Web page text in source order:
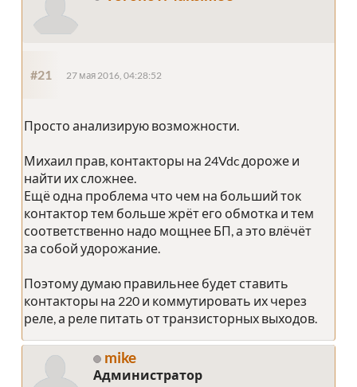
#21 27 мая 2016, 04:28:52
Просто анализирую возможности.
Михаил прав, контакторы на 24Vdc дороже и
найти их сложнее.
Ещё одна проблема что чем на больший ток
контактор тем больше жрёт его обмотка и тем
соответственно надо мощнее БП, а это влёчёт
за собой удорожание.
Поэтому думаю правильнее будет ставить
контакторы на 220 и коммутировать их через
реле, а реле питать от транзисторных выходов.
mike
Администратор